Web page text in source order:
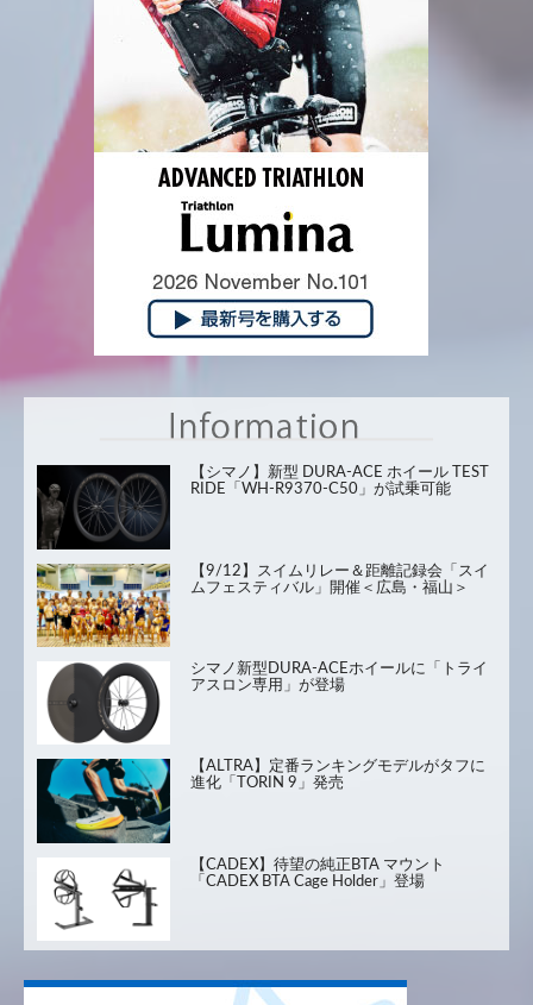
【シマノ】新型 DURA-ACE ホイール TEST
RIDE「WH-R9370-C50」が試乗可能
【9/12】スイムリレー＆距離記録会「スイ
ムフェスティバル」開催＜広島・福山＞
シマノ新型DURA-ACEホイールに「トライ
アスロン専用」が登場
【ALTRA】定番ランキングモデルがタフに
進化「TORIN 9」発売
【CADEX】待望の純正BTA マウント
「CADEX BTA Cage Holder」登場